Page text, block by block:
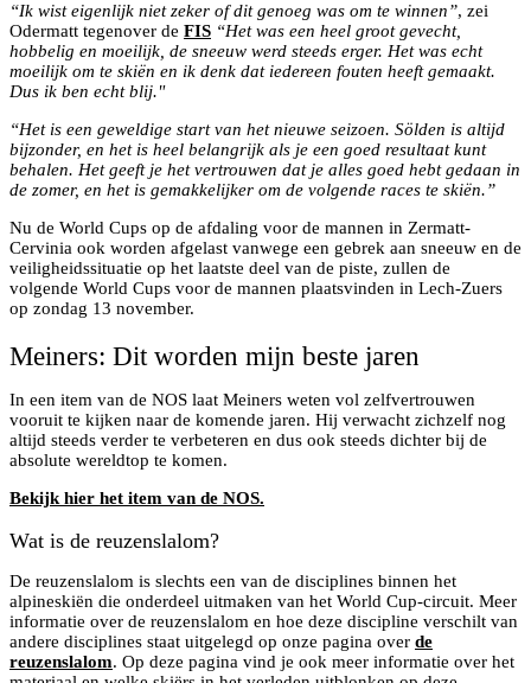
“Ik wist eigenlijk niet zeker of dit genoeg was om te winnen”, zei
Odermatt tegenover de FIS “Het was een heel groot gevecht,
hobbelig en moeilijk, de sneeuw werd steeds erger. Het was echt
moeilijk om te skiën en ik denk dat iedereen fouten heeft gemaakt.
Dus ik ben echt blij."
“Het is een geweldige start van het nieuwe seizoen. Sölden is altijd
bijzonder, en het is heel belangrijk als je een goed resultaat kunt
behalen. Het geeft je het vertrouwen dat je alles goed hebt gedaan in
de zomer, en het is gemakkelijker om de volgende races te skiën.”
Nu de World Cups op de afdaling voor de mannen in Zermatt-
Cervinia ook worden afgelast vanwege een gebrek aan sneeuw en de
veiligheidssituatie op het laatste deel van de piste, zullen de
volgende World Cups voor de mannen plaatsvinden in Lech-Zuers
op zondag 13 november.
Meiners: Dit worden mijn beste jaren
In een item van de NOS laat Meiners weten vol zelfvertrouwen
vooruit te kijken naar de komende jaren. Hij verwacht zichzelf nog
altijd steeds verder te verbeteren en dus ook steeds dichter bij de
absolute wereldtop te komen.
Bekijk hier het item van de NOS.
Wat is de reuzenslalom?
De reuzenslalom is slechts een van de disciplines binnen het
alpineskiën die onderdeel uitmaken van het World Cup-circuit. Meer
informatie over de reuzenslalom en hoe deze discipline verschilt van
andere disciplines staat uitgelegd op onze pagina over de
reuzenslalom. Op deze pagina vind je ook meer informatie over het